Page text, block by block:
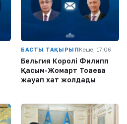
БАСТЫ ТАҚЫРЫПКеше, 17:06
Бельгия Королі Филипп
Қасым-Жомарт Тоқаевқа
жауап хат жолдады